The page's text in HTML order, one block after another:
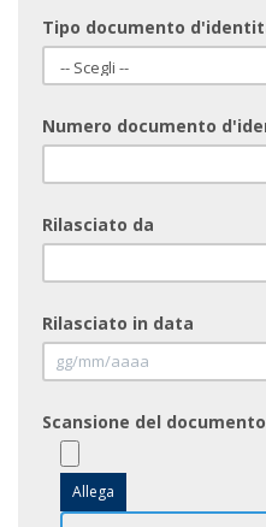
Tipo documento
Numero documento
Rilasciato da
Rilasciato in data
Scansione del